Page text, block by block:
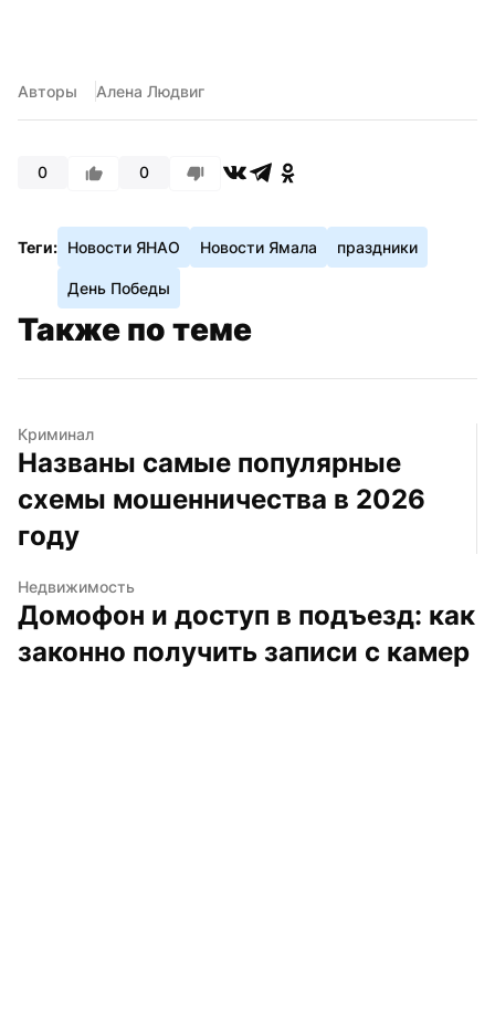
Авторы Алена Людвиг
0 0
Теги: Новости ЯНАО Новости Ямала праздники
День Победы
Также по теме
Криминал
Названы самые популярные
схемы мошенничества в 2026
году
Недвижимость
Домофон и доступ в подъезд: как
законно получить записи с камер